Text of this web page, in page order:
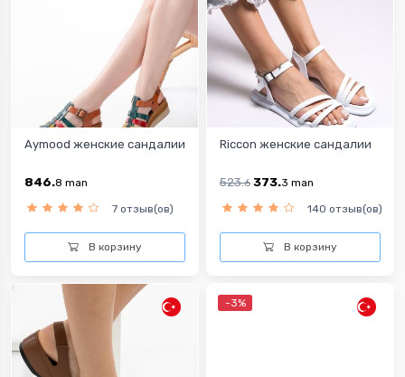
Aymood женские сандалии
846.8 man
7 отзыв(ов)
В корзину
Riccon женские сандалии
523.6 373.3 man
140 отзыв(ов)
В корзину
-3%